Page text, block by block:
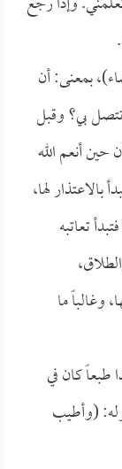
بمعنى: أن
تتصل بي؟ وقبل
أنعم الله
لها،
تعاتبه
ما
طبعاً كان في
(وأطيب